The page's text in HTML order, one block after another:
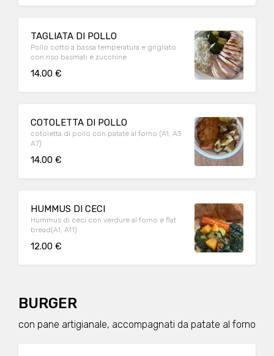
TAGLIATA DI POLLO
Pollo cotto a bassa temperatura e grigliato
con riso basmati e zucchine
14.00 €
COTOLETTA DI POLLO
cotoletta di pollo con patate al forno (A1, A3
A7)
14.00 €
HUMMUS DI CECI
Hummus di ceci con verdure al forno e flat
bread(A1, A11)
12.00 €
BURGER
con pane artigianale, accompagnati da patate al forno